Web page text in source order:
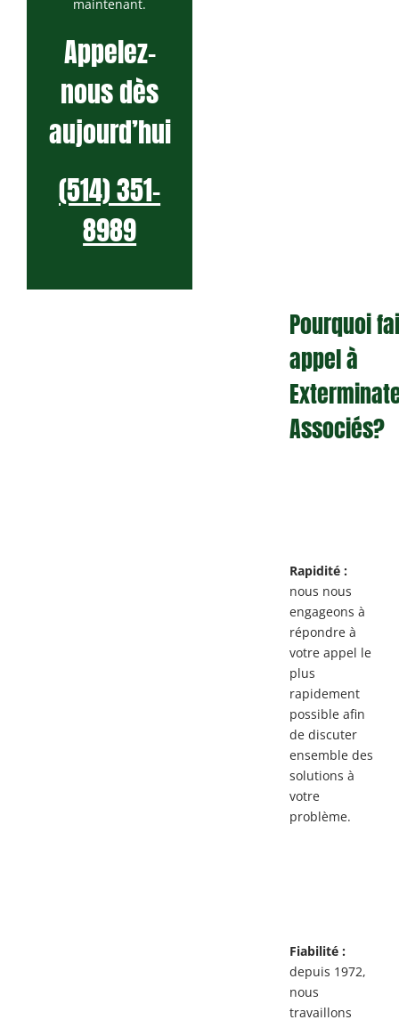
maintenant.
Appelez-
nous dès
aujourd’hui
(514) 351-
8989
Pourquoi
appel à
Associés?
Rapidité :
nous nous
engageons à
répondre à
votre appel le
plus
rapidement
possible afin
de discuter
ensemble des
solutions à
votre
problème.
Fiabilité :
depuis 1972,
nous
travaillons